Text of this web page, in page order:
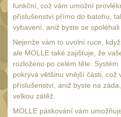
Príslušenstvo 18
OPTIKY(146)
Monokuláry5
Kolimátory
Zvětšovací moduly5
funkční, což vám umožní
příslušenství přímo do batohu,
vybavení, aniž byste se spoléhali
Nejenže vám to uvolní ruce,
ale MOLLE také zajišťuje, že
rozloženo po celém těle. Systém
pokrývá většinu vnější části, což
příslušenství, aniž byste na
velkou zátěž.
MOLLE páskování vám